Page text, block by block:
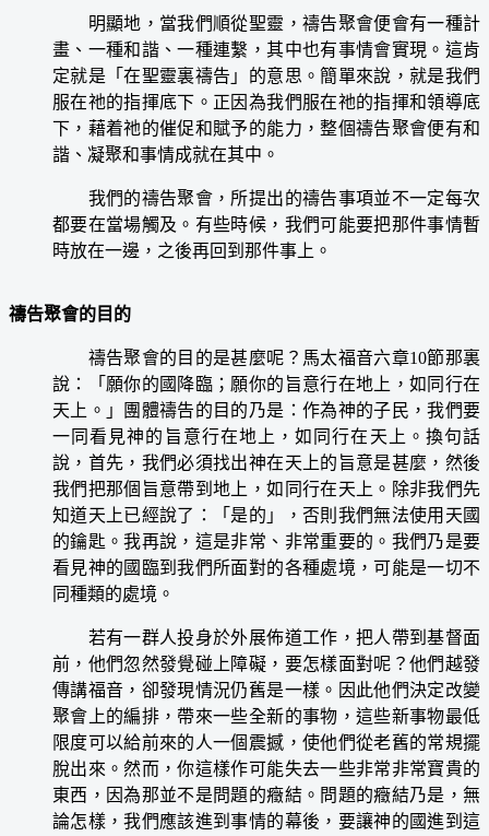
明顯地，當我們順從聖靈，禱告聚會便會有一種計
畫、一種和諧、一種連繫，其中也有事情會實現。這肯
定就是「在聖靈裏禱告」的意思。簡單來說，就是我們
服在祂的指揮底下。正因為我們服在祂的指揮和領導底
下，藉着祂的催促和賦予的能力，整個禱告聚會便有和
諧、凝聚和事情成就在其中。
我們的禱告聚會，所提出的禱告事項並不一定每次
都要在當場觸及。有些時候，我們可能要把那件事情暫
時放在一邊，之後再回到那件事上。
禱告聚會的目的
禱告聚會的目的是甚麼呢？馬太福音六章10節那裏
說：「願你的國降臨；願你的旨意行在地上，如同行在
天上。」團體禱告的目的乃是：作為神的子民，我們要
一同看見神的旨意行在地上，如同行在天上。換句話
說，首先，我們必須找出神在天上的旨意是甚麼，然後
我們把那個旨意帶到地上，如同行在天上。除非我們先
知道天上已經說了：「是的」，否則我們無法使用天國
的鑰匙。我再說，這是非常、非常重要的。我們乃是要
看見神的國臨到我們所面對的各種處境，可能是一切不
同種類的處境。
若有一群人投身於外展佈道工作，把人帶到基督面
前，他們忽然發覺碰上障礙，要怎樣面對呢？他們越發
傳講福音，卻發現情況仍舊是一樣。因此他們決定改變
聚會上的編排，帶來一些全新的事物，這些新事物最低
限度可以給前來的人一個震撼，使他們從老舊的常規擺
脫出來。然而，你這樣作可能失去一些非常非常寶貴的
東西，因為那並不是問題的癥結。問題的癥結乃是，無
論怎樣，我們應該進到事情的幕後，要讓神的國進到這